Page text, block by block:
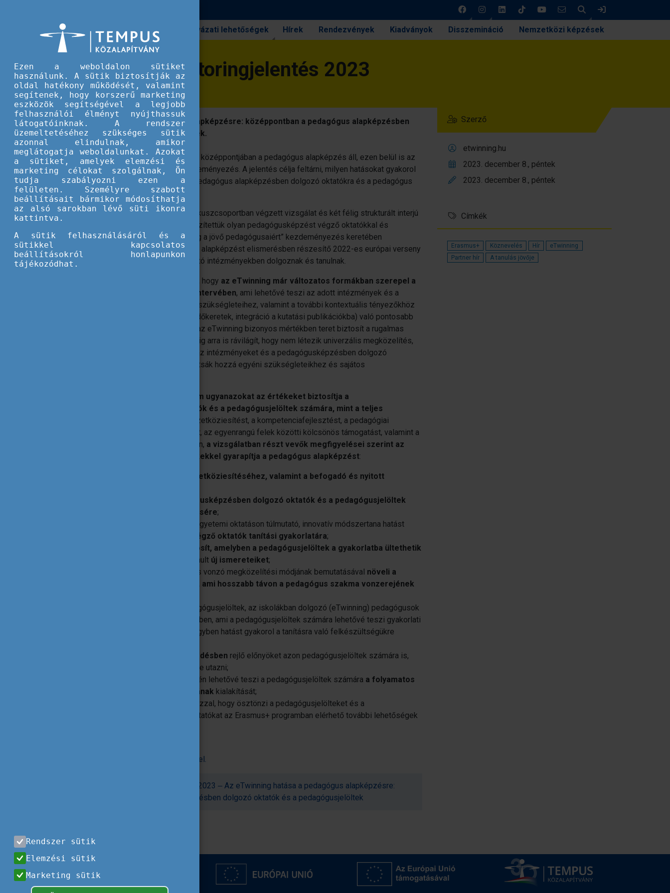
Keresés
Pályázati lehetőségek Hírek Rendezvények Kiadványok Disszemináció Nemzetközi képzések
eTwinning monitoringjelentés 2023
eTwinning monitoringjelentés 2023
Az eTwinning hatása a pedagógus alapképzésre: középpontban a pedagógus alapképzésben
dolgozó oktatók és pedagógusjelöltek.
A 2023-as eTwinning monitoringjelentés középpontjában a pedagógus alapképzés áll, ezen belül is az
"eTwinning a jövő pedagógusaiért" kezdeményezés. A jelentés célja feltárni, milyen hatásokat gyakorol
az eTwinning a pedagógusjelöltekre, a pedagógus alapképzésben dolgozó oktatókra és a pedagógus
alapképzést nyújtó intézményekre.
A jelentésben felhasznált adatokat öt fókuszcsoportban végzett vizsgálat és két félig strukturált interjú
során gyűjtöttük. Az interjúkat online készítettük olyan pedagógusképzést végző oktatókkal és
pedagógusjelöltekkel, akik az „eTwinning a jövő pedagógusaiért” kezdeményezés keretében
megrendezett, a kiemelkedő pedagógus alapképzést elismerésben részesítő 2022-es európai verseny
díjára jelölt pedagógus alapképzést nyújtó intézményekben dolgoznak és tanulnak.
A 2023-as monitoringjelentés bemutatta, hogy az eTwinning már változatos formákban szerepel a
vizsgált pedagógus alapképzések tantervében, ami lehetővé teszi az adott intézmények és a
pedagógusképzésben dolgozó oktatók szükségleteihez, valamint a további kontextuális tényezőkhöz
(gyakorlóiskolák rendelkezésre állása, időkeretek, integráció a kutatási publikációkba) való pontosabb
igazodást. Ez alapján elmondható, hogy az eTwinning bizonyos mértékben teret biztosít a rugalmas
adaptálásra és a testreszabásra. Ez pedig arra is rávilágít, hogy nem létezik univerzális megközelítés,
és az eTwinning program arra ösztönzi az intézményeket és a pedagógusképzésben dolgozó
oktatókat, hogy megközelítéseiket igazítsák hozzá egyéni szükségleteikhez és sajátos
az eTwinning program ugyanazokat az értékeket biztosítja a
pedagógusképzésben dolgozó oktatók és a pedagógusjelöltek számára, mint a teljes
: a nemzetköziesítést, a kompetenciafejlesztést, a pedagógiai
módszerekre vonatkozó tudás bővítését, az egyenrangú felek közötti kölcsönös támogatást, valamint a
közösségi szerepvállalást. Konkrétabban, a vizsgálatban részt vevők megfigyelései szerint az
eTwinning az alábbi hozzáadott értékekkel gyarapítja a pedagógus alapképzést:
az intézmények nemzetköziesítéséhez, valamint a befogadó és nyitott
a pedagógusképzésben dolgozó oktatók és a pedagógusjelöltek
kulcskompetenciáinak fejlesztésére;
az eTwinningnek a hagyományos egyetemi oktatáson túlmutató, innovatív módszertana hatást
a pedagógusképzést végző oktatók tanítási gyakorlatára;
egy olyan pedagógiai teret biztosít, amelyben a pedagógusjelöltek a gyakorlatba ültethetik
a pedagógus alapképzés során tanult új ismereteiket;
a tanítás egy alternatív, innovatív és vonzó megközelítési módjának bemutatásával növeli a
pedagógusjelöltek motivációját, ami hosszabb távon a pedagógus szakma vonzerejének
a pedagógusjelöltek, az iskolákban dolgozó (eTwinning) pedagógusok
és az eTwinning nagykövetek körében, ami a pedagógusjelöltek számára lehetővé teszi gyakorlati
tapasztalataik hasznosítását, és egyben hatást gyakorol a tanításra való felkészültségükre
az európai együttműködésben rejlő előnyöket azon pedagógusjelöltek számára is,
akiknek nem áll módjukban külföldre utazni;
már pedagógus alapképzésük idején lehetővé teszi a pedagógusjelöltek számára a folyamatos
szakmai továbbképzés kultúrájának kialakítását;
azzal, hogy ösztönzi a pedagógusjelölteket és a
pedagógusképzésben dolgozó oktatókat az Erasmus+ programban elérhető további lehetőségek
A teljes jelentés ezen az oldalon érhető el.
eTwinning monitoringjelentés 2023 ‒ Az eTwinning hatása a pedagógus alapképzésre:
középpontban a pedagógus alapképzésben dolgozó oktatók és a pedagógusjelöltek
Szerző
etwinning.hu
2023. december 8., péntek
2023. december 8., péntek
Címkék
Erasmus+ Köznevelés Hír
eTwinning
Partner hír
A tanulás jövője
Ezen a weboldalon sütiket
használunk. A sütik biztosítják az
oldal hatékony működését, valamint
segítenek, hogy korszerű marketing
eszközök segítségével a legjobb
felhasználói élményt nyújthassuk
látogatóinknak. A rendszer
üzemeltetéséhez szükséges sütik
azonnal elindulnak, amikor
meglátogatja weboldalunkat. Azokat
a sütiket, amelyek elemzési és
marketing célokat szolgálnak, Ön
tudja szabályozni ezen a
felületen. Személyre szabott
beállításait bármikor módosíthatja
az alsó sarokban lévő süti ikonra
kattintva.
A sütik felhasználásáról és a
sütikkel kapcsolatos
beállításokról honlapunkon
tájékozódhat.
Rendszer sütik
Elemzési sütik
Marketing sütik